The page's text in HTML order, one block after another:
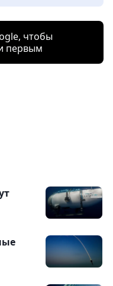
чтобы
первым